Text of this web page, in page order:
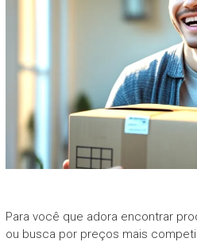
Para você que adora encontrar
ou busca por preços mais